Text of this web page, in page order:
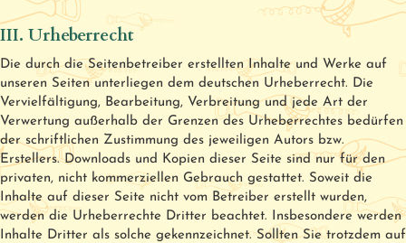
III. Urheberrecht
Die durch die Seitenbetreiber erstellten Inhalte und Werke auf
unseren Seiten unterliegen dem deutschen Urheberrecht. Die
Vervielfältigung, Bearbeitung, Verbreitung und jede Art der
Verwertung außerhalb der Grenzen des Urheberrechtes bedürfen
der schriftlichen Zustimmung des jeweiligen Autors bzw.
Erstellers. Downloads und Kopien dieser Seite sind nur für den
privaten, nicht kommerziellen Gebrauch gestattet. Soweit die
Inhalte auf dieser Seite nicht vom Betreiber erstellt wurden,
werden die Urheberrechte Dritter beachtet. Insbesondere werden
Inhalte Dritter als solche gekennzeichnet. Sollten Sie trotzdem auf